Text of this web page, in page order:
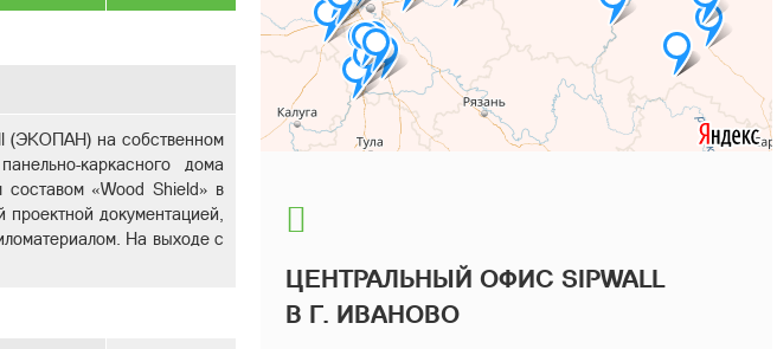
(ЭКОПАН) на собственном
каркасного дома
составом «Wood Shield» в
документацией,
На выходе с
ЦЕНТРАЛЬНЫЙ ОФИС SIPWALL
В Г. ИВАНОВО